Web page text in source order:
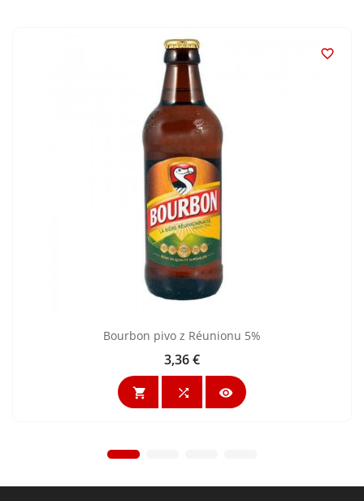

Bourbon pivo z Réunionu 5%
Cena
3,36 €
  